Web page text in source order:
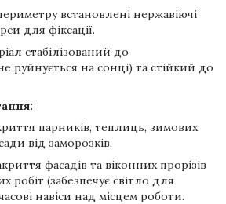
встановлені нержавіючі
для фіксації.
стабілізований до
руйнується на сонці) та стійкий до
парників, теплиць, зимових
від заморозків.
фасадів та віконних прорізів
робіт (забезпечує світло для
навіси над місцем роботи.